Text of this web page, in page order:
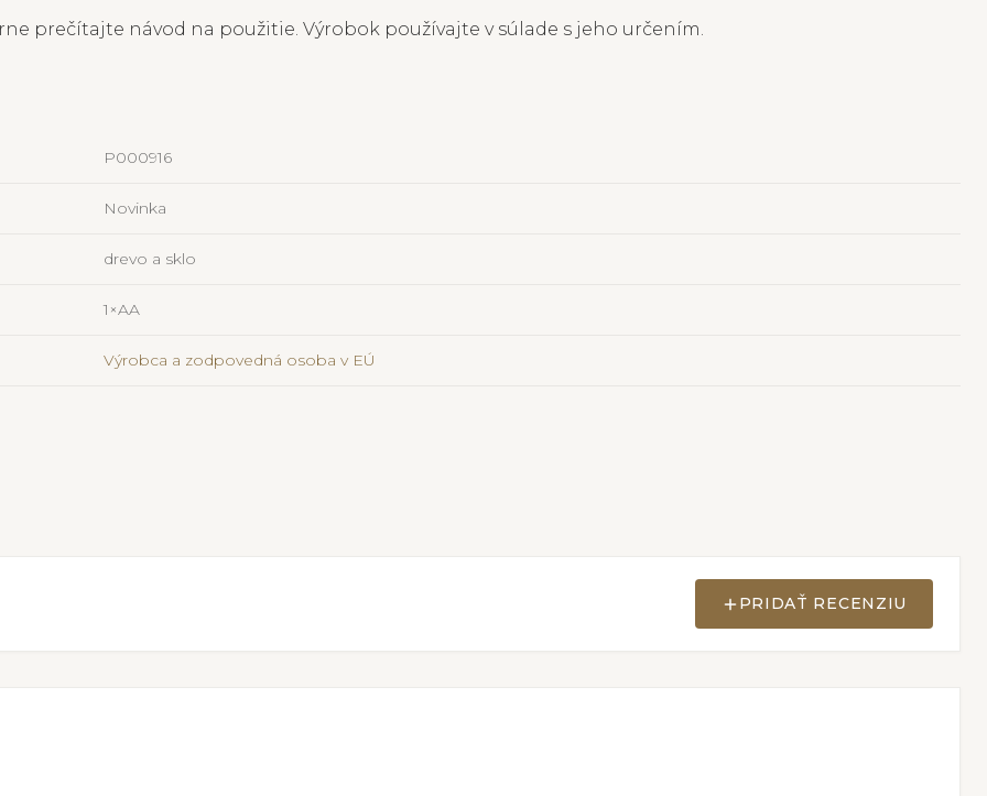
prečítajte návod na použitie. Výrobok používajte v súlade s jeho určením.
P000916
Novinka
drevo a sklo
1×AA
Výrobca a zodpovedná osoba v EÚ
PRIDAŤ RECENZIU